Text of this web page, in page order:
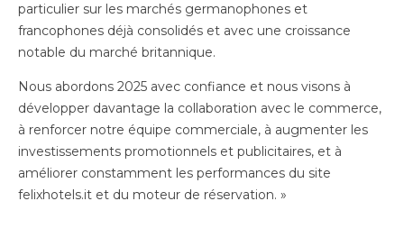
particulier sur les marchés germanophones et
francophones déjà consolidés et avec une croissance
notable du marché britannique.
Nous abordons 2025 avec confiance et nous visons à
développer davantage la collaboration avec le commerce,
à renforcer notre équipe commerciale, à augmenter les
investissements promotionnels et publicitaires, et à
améliorer constamment les performances du site
felixhotels.it et du moteur de réservation. »